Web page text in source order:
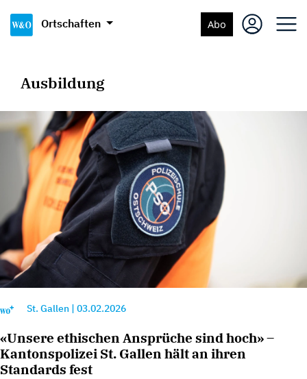
Ortschaften Abo
Ausbildung
St. Gallen 03.02.2026
«Unsere ethischen Ansprüche sind hoch» –
Kantonspolizei St. Gallen hält an ihren
Standards fest